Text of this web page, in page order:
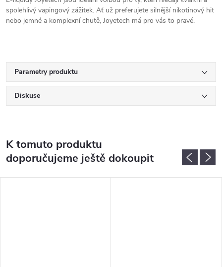
spolehlivý vapingový zážitek. Ať už preferujete silnější nikotinový hit
nebo jemné a komplexní chutě, Joyetech má pro vás to pravé.
Parametry produktu
Diskuse
K tomuto produktu
doporučujeme ještě dokoupit